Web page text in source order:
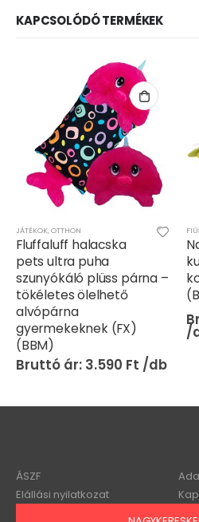
KAPCSOLÓDÓ TERMÉKEK
JÁTÉKOK,OTTHON
Fluffaluff halacska
pets ultra puha
szunyókáló plüss párna –
tökéletes ölelhető
alvópárna
gyermekeknek (FX)
(BBM)
3.590 Ft
ÁSZF
Elállási nyilatkozat